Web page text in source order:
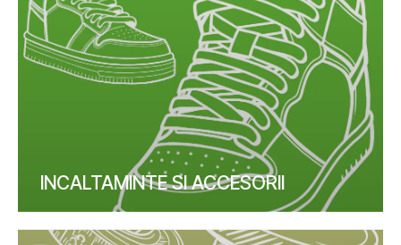
INCALTAMINTE SI ACCESORII